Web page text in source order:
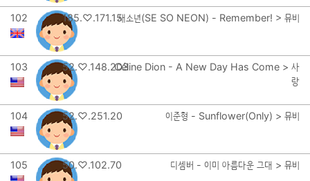
102 185.♡.171.15새소년(SE SO NEON) - Remember! > 뮤비
103 52.♡.148.203Céline Dion - A New Day Has Come > 사
랑
104 52.♡.251.20 이준형 - Sunflower(Only) > 뮤비
105 50.♡.102.70 디셈버 - 이미 아름다운 그대 > 뮤비